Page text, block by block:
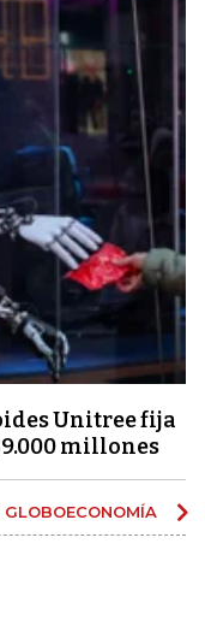
Unitree fija
millones
GLOBOECONOMÍA